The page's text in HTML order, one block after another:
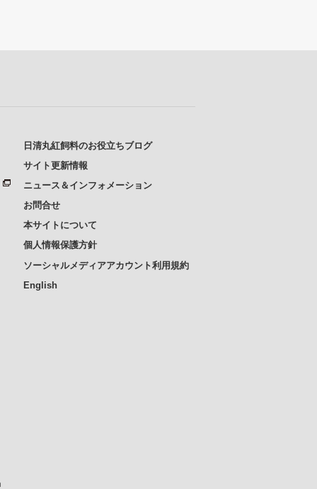
日清丸紅飼料のお役立ちブログ
サイト更新情報
ニュース＆インフォメーション
お問合せ
本サイトについて
個人情報保護方針
ソーシャルメディアアカウント利用規約
English